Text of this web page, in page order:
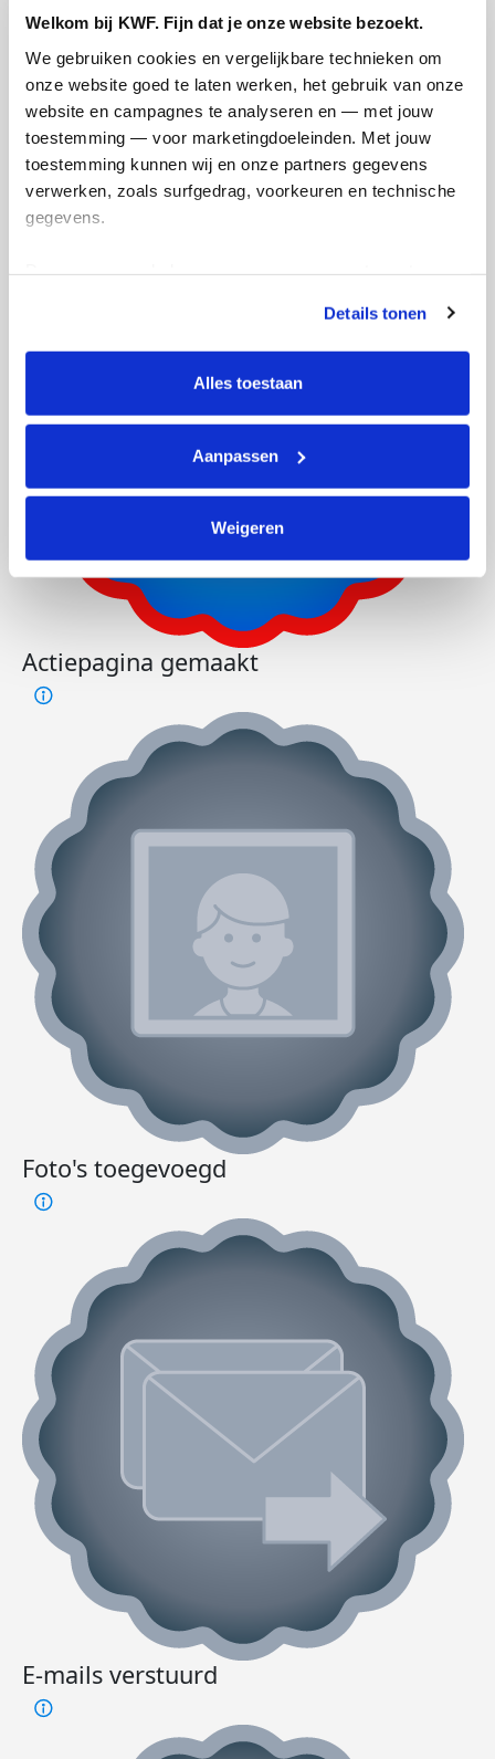
Welkom bij KWF. Fijn dat je onze website bezoekt.
We gebruiken cookies en vergelijkbare technieken om
onze website goed te laten werken, het gebruik van onze
website en campagnes te analyseren en — met jouw
toestemming — voor marketingdoeleinden. Met jouw
toestemming kunnen wij en onze partners gegevens
verwerken, zoals surfgedrag, voorkeuren en technische
gegevens.
tonen. Je kunt je toestemming op elk moment wijzigen of
intrekken via Cookie instellingen onderaan de pagina. De
lijst met cookies is te vinden in het tabblad “details”.
Details tonen
Alles toestaan
Aanpassen
Weigeren
Doneer
Hilde's badges
Actiepagina gemaakt
Foto's toegevoegd
E-mails verstuurd